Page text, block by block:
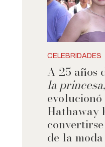
CELEBRIDADES
A 25 años
la princesa
Hathaway
de la moda